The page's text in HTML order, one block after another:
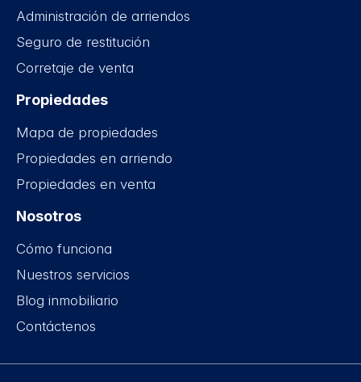
Administración de arriendos
Seguro de restitución
Corretaje de venta
Propiedades
Mapa de propiedades
Propiedades en arriendo
Propiedades en venta
Nosotros
Cómo funciona
Nuestros servicios
Blog inmobiliario
Contáctenos